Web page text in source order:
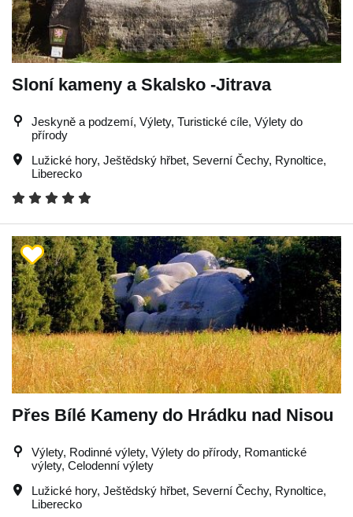
Sloní kameny a Skalsko -Jitrava
Jeskyně a podzemí, Výlety, Turistické cíle, Výlety do
přírody
Lužické hory, Ještědský hřbet, Severní Čechy, Rynoltice,
Liberecko
Přes Bílé Kameny do Hrádku nad Nisou
Výlety, Rodinné výlety, Výlety do přírody, Romantické
výlety, Celodenní výlety
Lužické hory, Ještědský hřbet, Severní Čechy, Rynoltice,
Liberecko